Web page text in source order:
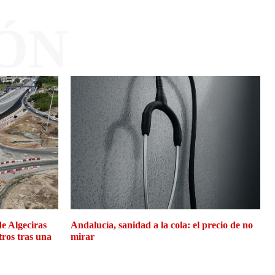
Algeciras
tras una
Andalucía, sanidad a la cola: el precio de no
mirar